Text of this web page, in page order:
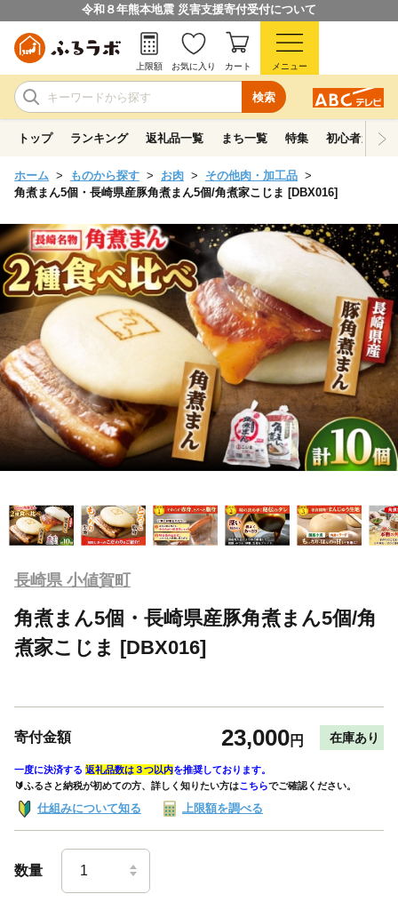
令和８年熊本地震 災害支援寄付受付について
検索
上限額 お気に入り カート メニュー
トップ ランキング 返礼品一覧 まち一覧 特集 初心者ガイド
ホーム ものから探す お肉
その他肉・加工品
角煮まん5個・長崎県産豚角煮まん5個/角煮家こじま [DBX016]
長崎県 小値賀町
角煮まん5個・長崎県産豚角煮まん5個/角
煮家こじま [DBX016]
寄付金額 23,000円 在庫あり
一度に決済する 返礼品数は３つ以内を推奨しております。
🔰ふるさと納税が初めての方、詳しく知りたい方はこちらでご確認ください。
仕組みについて知る 上限額を調べる
数量